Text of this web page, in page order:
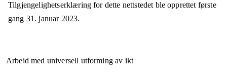
Tilgjengelighetserklæring for dette nettstedet ble opprettet første
gang 31. januar 2023.
Arbeid med universell utforming av ikt